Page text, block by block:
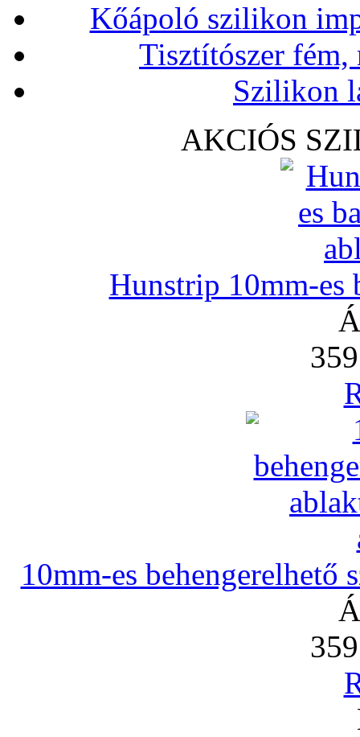
Kőápoló szilikon
Tisztítószer
Szilikon
AKCIÓS
Hunstrip 10mm-es
10mm-es